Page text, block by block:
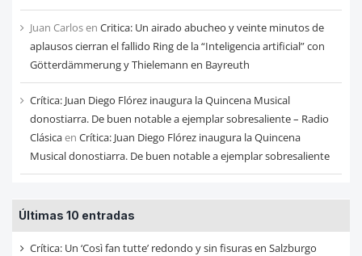
Juan Carlosen Critica: Un airado abucheo y veinte minutos de
aplausos cierran el fallido Ring de la “Inteligencia artificial” con
Götterdämmerung y Thielemann en Bayreuth
Crítica: Juan Diego Flórez inaugura la Quincena Musical
donostiarra. De buen notable a ejemplar sobresaliente – Radio
Clásicaen Crítica: Juan Diego Flórez inaugura la Quincena
Musical donostiarra. De buen notable a ejemplar sobresaliente
Últimas 10 entradas
Crítica: Un ‘Così fan tutte’ redondo y sin fisuras en Salzburgo